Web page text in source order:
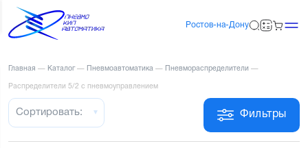
Ростов-на-Дону
Главная — Каталог — Пневмоавтоматика — Пневмораспределители —
Распределители 5/2 с пневмоуправлением
Фильтры
Сортировать: